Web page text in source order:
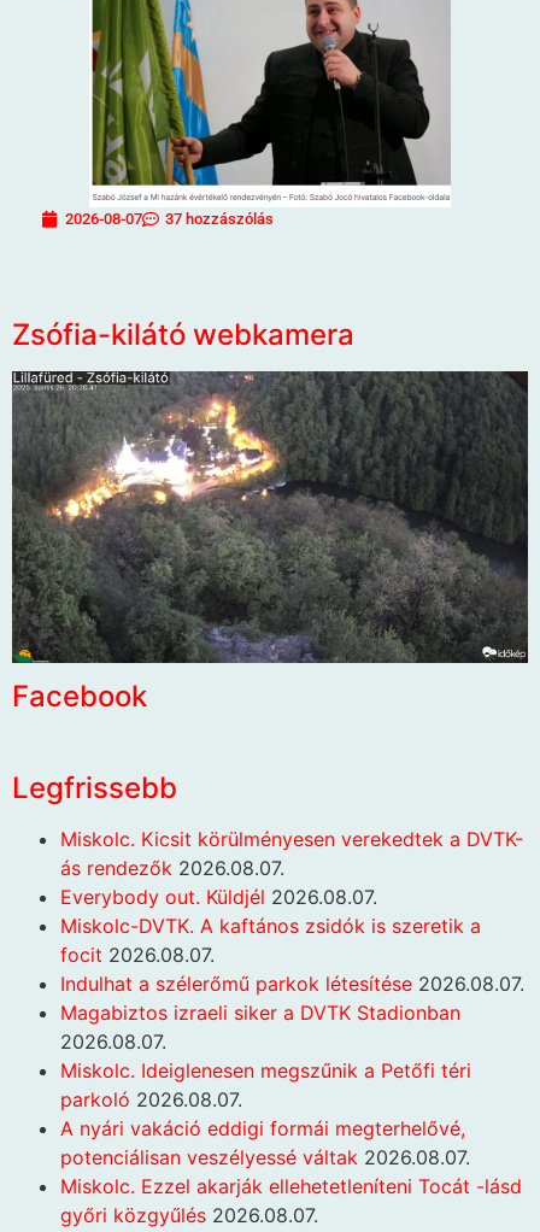
2026-08-07 37 hozzászólás
Zsófia-kilátó webkamera
Facebook
Legfrissebb
Miskolc. Kicsit körülményesen verekedtek a DVTK-
ás rendezők 2026.08.07.
Everybody out. Küldjél 2026.08.07.
Miskolc-DVTK. A kaftános zsidók is szeretik a
focit 2026.08.07.
Indulhat a szélerőmű parkok létesítése 2026.08.07.
Magabiztos izraeli siker a DVTK Stadionban
2026.08.07.
Miskolc. Ideiglenesen megszűnik a Petőfi téri
parkoló 2026.08.07.
A nyári vakáció eddigi formái megterhelővé,
potenciálisan veszélyessé váltak 2026.08.07.
Miskolc. Ezzel akarják ellehetetleníteni Tocát -lásd
győri közgyűlés 2026.08.07.